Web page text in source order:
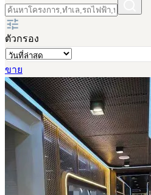
ตัวกรอง
ขาย